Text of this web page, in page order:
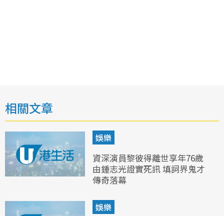
相關文章
娛樂
資深演員黎彼得離世享年76歲
由鍾志光證實死訊 填詞界鬼才
傳奇落幕
娛樂